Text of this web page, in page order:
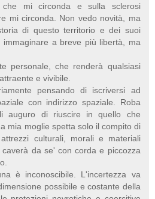
che mi circonda e sulla sclerosi
mi circonda. Non vedo novità, ma
di questo territorio e dei suoi
immaginare a breve più libertà, ma
personale, che renderà qualsiasi
e vivibile.
pensando di iscriversi ad
con indirizzo spaziale. Roba
auguro di riuscire in quello che
mia moglie spetta solo il compito di
culturali, morali e materiali
da se' con corda e piccozza
è inconoscibile. L'incertezza va
possibile e costante della